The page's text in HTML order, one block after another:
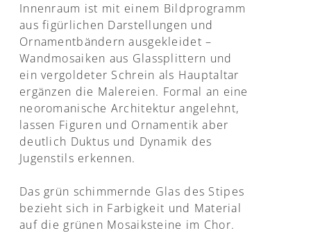
Innenraum ist mit einem Bildprogramm
aus figürlichen Darstellungen und
Ornamentbändern ausgekleidet –
Wandmosaiken aus Glassplittern und
ein vergoldeter Schrein als Hauptaltar
ergänzen die Malereien. Formal an eine
neoromanische Architektur angelehnt,
lassen Figuren und Ornamentik aber
deutlich Duktus und Dynamik des
Jugenstils erkennen.
Das grün schimmernde Glas des Stipes
bezieht sich in Farbigkeit und Material
auf die grünen Mosaiksteine im Chor.